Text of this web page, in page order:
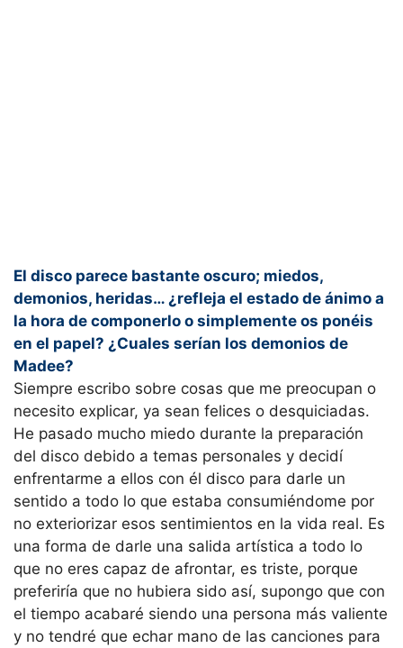
El disco parece bastante oscuro; miedos,
demonios, heridas… ¿refleja el estado de ánimo a
la hora de componerlo o simplemente os ponéis
en el papel? ¿Cuales serían los demonios de
Madee?
Siempre escribo sobre cosas que me preocupan o
necesito explicar, ya sean felices o desquiciadas.
He pasado mucho miedo durante la preparación
del disco debido a temas personales y decidí
enfrentarme a ellos con él disco para darle un
sentido a todo lo que estaba consumiéndome por
no exteriorizar esos sentimientos en la vida real. Es
una forma de darle una salida artística a todo lo
que no eres capaz de afrontar, es triste, porque
preferiría que no hubiera sido así, supongo que con
el tiempo acabaré siendo una persona más valiente
y no tendré que echar mano de las canciones para